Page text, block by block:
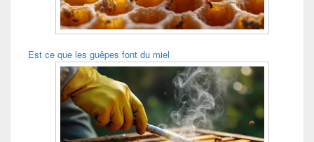
Est ce que les guêpes font du miel